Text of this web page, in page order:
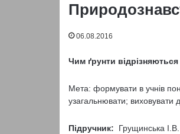
06.08.2016
Чим ґрунти відрізняються
Мета: формувати в учнів
узагальнювати; виховувати
Підручник: Грущинська